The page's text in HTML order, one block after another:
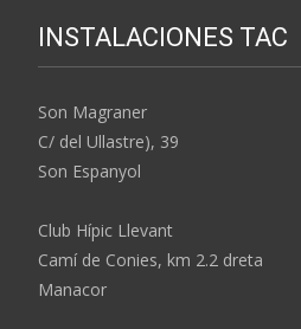
INSTALACIONES TAC
Son Magraner
C/ del Ullastre), 39
Son Espanyol
Club Hípic Llevant
Camí de Conies, km 2.2 dreta
Manacor